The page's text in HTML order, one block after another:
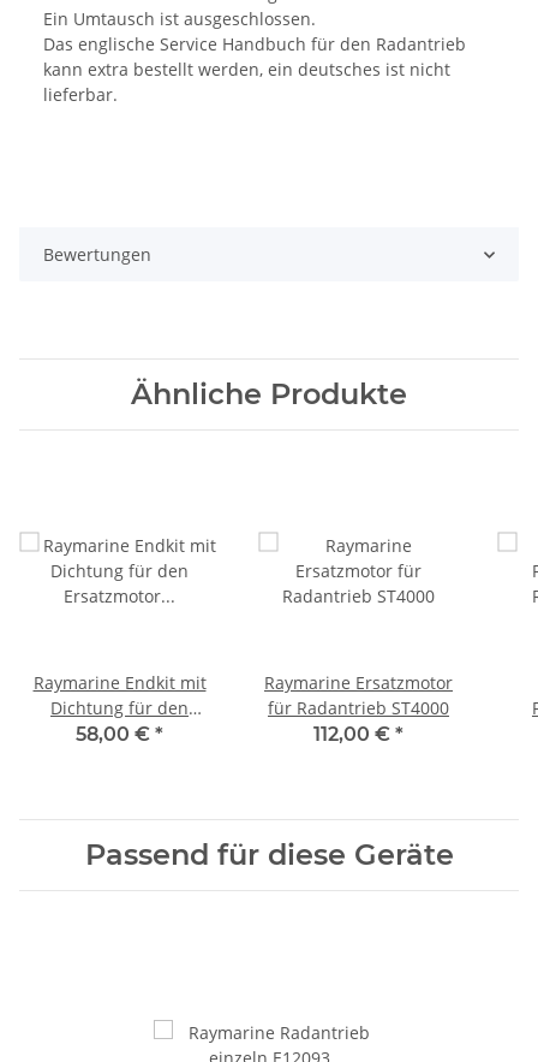
Ein Umtausch ist ausgeschlossen.
Das englische Service Handbuch für den Radantrieb
kann extra bestellt werden, ein deutsches ist nicht
lieferbar.
Bewertungen
Ähnliche Produkte
Raymarine Endkit mit
Dichtung für den
Ersatzmotor A18092
58,00 € *
Raymarine Ersatzmotor
für Radantrieb ST4000
112,00 € *
Passend für diese Geräte